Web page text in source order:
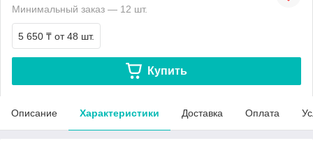
Минимальный заказ — 12 шт.
5 650 ₸ от 48 шт.
Купить
Описание Характеристики Доставка Оплата